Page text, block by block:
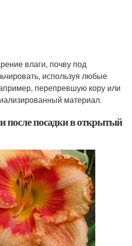
влаги, почву под
используя любые
перепревшую кору или
материал.
после посадки в открытый